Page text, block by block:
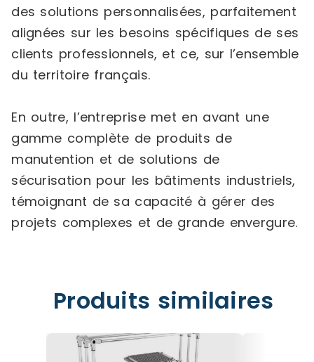
des solutions personnalisées, parfaitement
alignées sur les besoins spécifiques de ses
clients professionnels, et ce, sur l’ensemble
du territoire français.
En outre, l’entreprise met en avant une
gamme complète de produits de
manutention et de solutions de
sécurisation pour les bâtiments industriels,
témoignant de sa capacité à gérer des
projets complexes et de grande envergure.
Produits similaires